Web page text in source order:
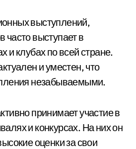
выступлений,
часто выступает в
и клубах по всей стране.
и уместен, что
незабываемыми.
принимает участие в
и конкурсах. На них он
оценки за свои